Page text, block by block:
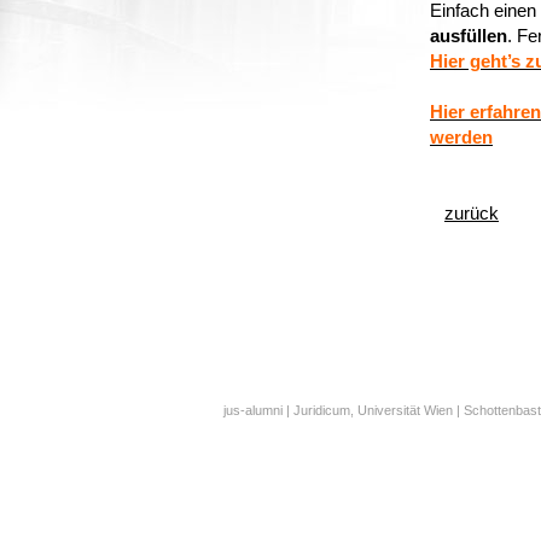
Einfach einen
ausfüllen.
Hier geht’s
Hier
werden
zurück
jus-alumni | Juridicum, Universität Wien |